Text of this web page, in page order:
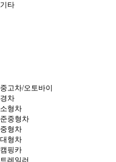
기타
중고차/오토바이
경차
소형차
준중형차
중형차
대형차
캠핑카